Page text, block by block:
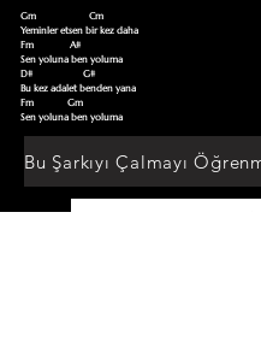
Gm                      Cm
Yeminler etsen bir kez daha
Fm               A#
Sen yoluna ben yoluma
D#                     G#
Bu kez adalet benden yana
Fm              Gm
Sen yoluna ben yoluma